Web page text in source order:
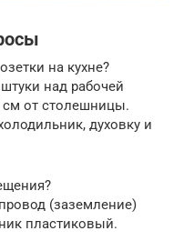
на кухне?
над рабочей
см от столешницы.
духовку и
(заземление)
пластиковый.